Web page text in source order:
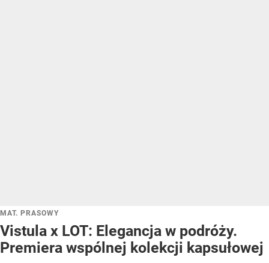
MAT. PRASOWY
Vistula x LOT: Elegancja w podróży.
Premiera wspólnej kolekcji kapsułowej